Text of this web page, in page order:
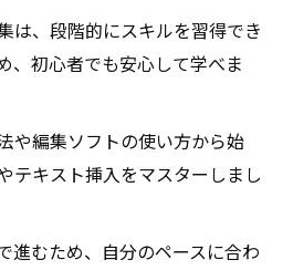
す：Ｂ型事業所で習得した
る：講座形式で動画編集ス
は、段階的にスキルを習得でき
、初心者でも安心して学べま
や編集ソフトの使い方から始
テキスト挿入をマスターしまし
進むため、自分のペースに合わ